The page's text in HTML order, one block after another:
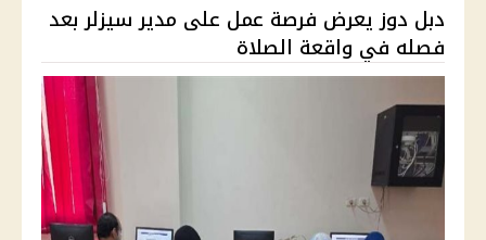
دبل دوز يعرض فرصة عمل على مدير سيزلر بعد
فصله في واقعة الصلاة